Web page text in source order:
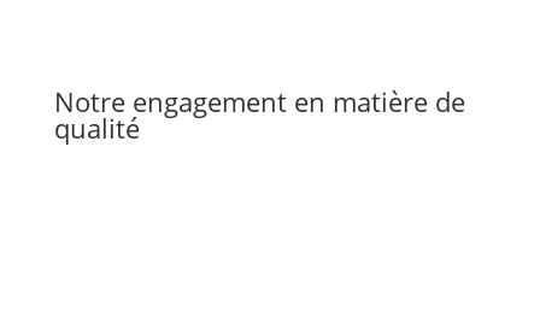
Notre engagement en matière de
qualité